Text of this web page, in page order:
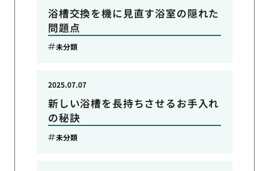
浴槽交換を機に見直す浴室の隠れた
問題点
未分類
新しい浴槽を長持ちさせるお手入れ
の秘訣
2025.07.07
未分類